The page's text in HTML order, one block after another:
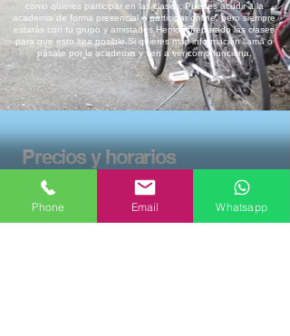
como quieres participar en las clases. Puedes acudir a la
academia de forma presencial o participar online, pero siempre
estarás con tu grupo y amistades.Hemos preparado las clases
para que esto sea posible.Si quieres más información llama o
pásate por la academiay ven a ver como funciona.
Precios y horarios
Inscripción
Phone Email Whatsapp